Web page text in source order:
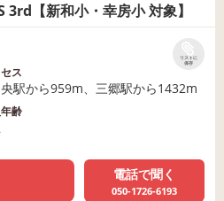
3rd【新和小・幸房小 対象】
リストに
保存
ス
駅から959m、三郷駅から1432m
齢
電話で聞く
050-1726-6193